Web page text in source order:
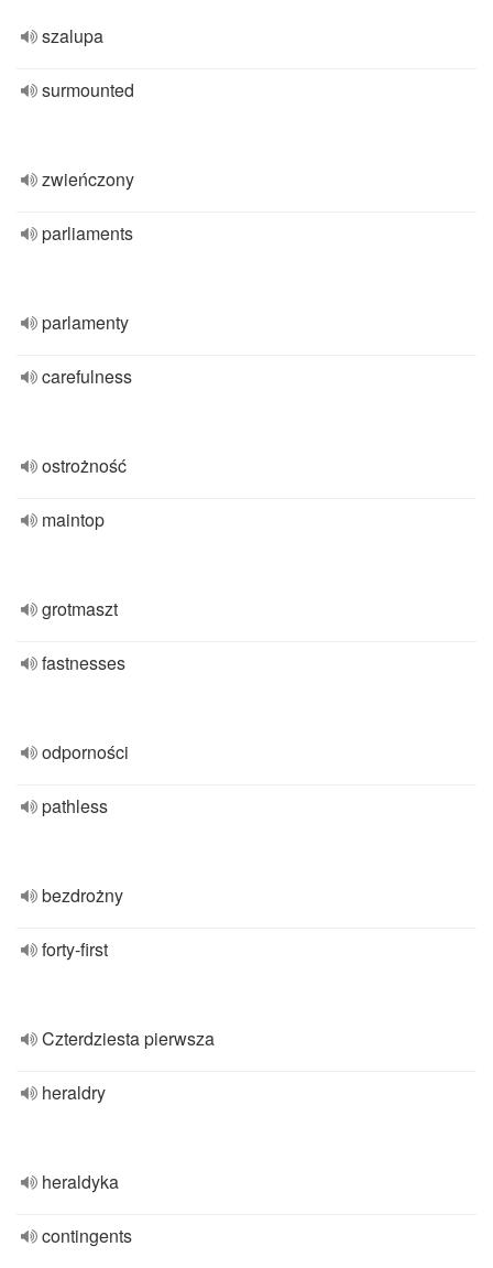
szalupa
surmounted
zwieńczony
parliaments
parlamenty
carefulness
ostrożność
maintop
grotmaszt
fastnesses
odporności
pathless
bezdrożny
forty-first
Czterdziesta pierwsza
heraldry
heraldyka
contingents